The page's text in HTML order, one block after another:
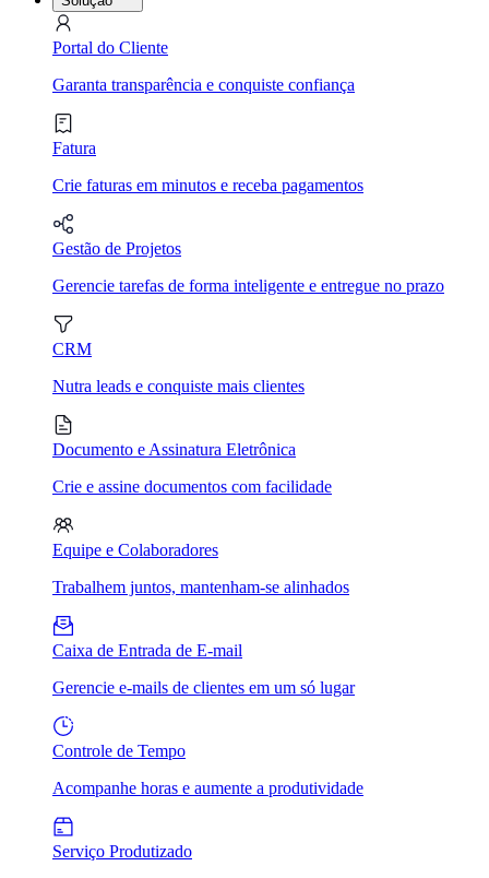
Portal do Cliente
Garanta transparência e conquiste confiança
Fatura
Crie faturas em minutos e receba pagamentos
Gestão de Projetos
Gerencie tarefas de forma inteligente e entregue no prazo
CRM
Nutra leads e conquiste mais clientes
Documento e Assinatura Eletrônica
Crie e assine documentos com facilidade
Equipe e Colaboradores
Trabalhem juntos, mantenham-se alinhados
Caixa de Entrada de E-mail
Gerencie e-mails de clientes em um só lugar
Controle de Tempo
Acompanhe horas e aumente a produtividade
Serviço Produtizado